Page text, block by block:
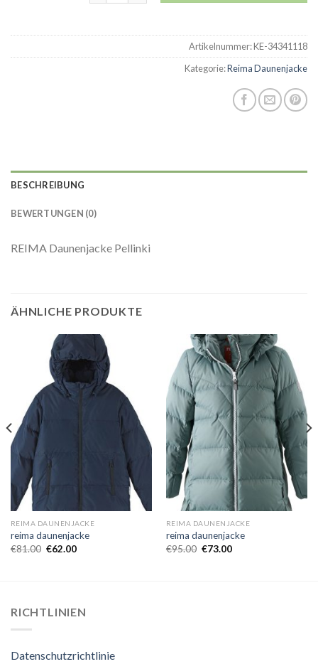
Artikelnummer:KE-34341118
Kategorie:Reima Daunenjacke
BESCHREIBUNG
BEWERTUNGEN (0)
REIMA Daunenjacke Pellinki
ÄHNLICHE PRODUKTE
REIMA DAUNENJACKE
reima daunenjacke
€81.00 €62.00
REIMA DAUNENJACKE
reima daunenjacke
€95.00 €73.00
RICHTLINIEN
Datenschutzrichtlinie